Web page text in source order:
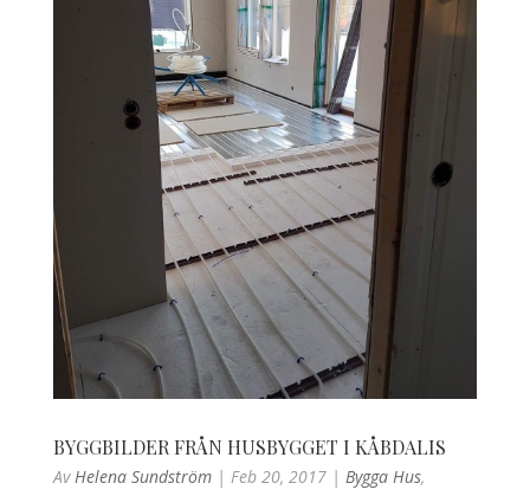
BYGGBILDER FRÅN HUSBYGGET I KÅBDALIS
AvHelena Sundström| Feb 20, 2017| Bygga Hus,